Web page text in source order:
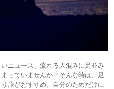
ニュース、流れる人混みに足並み
っていませんか？そんな時は、足
旅がおすすめ。自分のためだけに